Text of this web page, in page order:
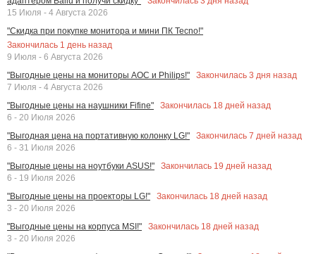
15 Июля - 4 Августа 2026
"Скидка при покупке монитора и мини ПК Tecno!"
Закончилась 1 день назад
9 Июля - 6 Августа 2026
"Выгодные цены на мониторы AOC и Philips!"
Закончилась 3 дня назад
7 Июля - 4 Августа 2026
"Выгодные цены на наушники Fifine"
Закончилась 18 дней назад
6 - 20 Июля 2026
"Выгодная цена на портативную колонку LG!"
Закончилась 7 дней назад
6 - 31 Июля 2026
"Выгодные цены на ноутбуки ASUS!"
Закончилась 19 дней назад
6 - 19 Июля 2026
"Выгодные цены на проекторы LG!"
Закончилась 18 дней назад
3 - 20 Июля 2026
"Выгодные цены на корпуса MSI!"
Закончилась 18 дней назад
3 - 20 Июля 2026